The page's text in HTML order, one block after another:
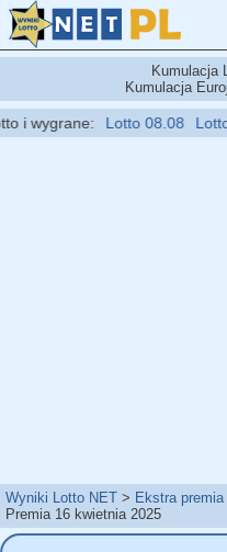
Kumulacja
Kumulacja
wygrane: Lotto 08.08 Lotto
Wyniki Lotto NET Ekstra premia
Premia 16 kwietnia 2025